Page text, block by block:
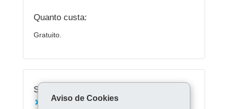
Quanto custa:
Gratuito.
Serviços Relacionados:
Aviso de Cookies